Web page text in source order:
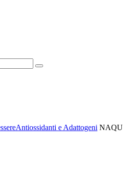
Antiossidanti e Adattogeni NAQU